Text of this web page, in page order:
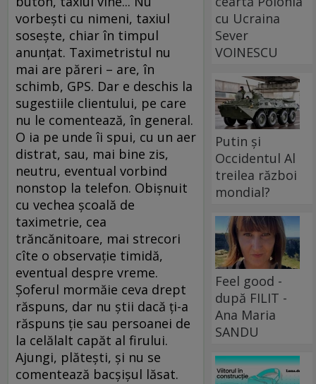
vorbeşti cu nimeni, taxiul
soseşte, chiar în timpul
anunţat. Taximetristul nu
mai are păreri – are, în
schimb, GPS. Dar e deschis la
sugestiile clientului, pe care
nu le comentează, în general.
O ia pe unde îi spui, cu un aer
distrat, sau, mai bine zis,
neutru, eventual vorbind
nonstop la telefon. Obişnuit
cu vechea şcoală de
taximetrie, cea
trăncănitoare, mai strecori
cîte o observaţie timidă,
eventual despre vreme.
Şoferul mormăie ceva drept
răspuns, dar nu ştii dacă ţi-a
răspuns ţie sau persoanei de
la celălalt capăt al firului.
Ajungi, plăteşti, şi nu se
comentează bacşişul lăsat.
cu Ucraina
Sever
VOINESCU
Putin și
Occidentul Al
treilea război
mondial?
Feel good -
după FILIT -
Ana Maria
SANDU